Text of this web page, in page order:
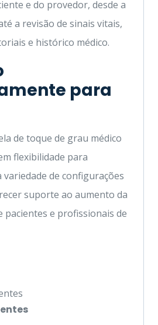
e do provedor, desde a
a revisão de sinais vitais,
e histórico médico.
para
de toque de grau médico
flexibilidade para
variedade de configurações
suporte ao aumento da
pacientes e profissionais de